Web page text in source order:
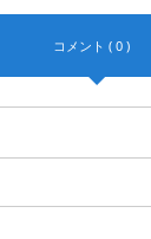
コメント ( 0 )